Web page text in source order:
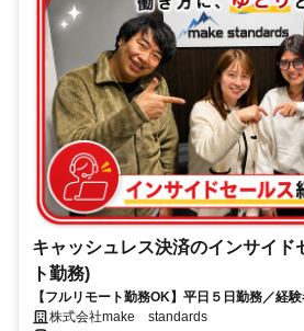
キャッシュレス決済のインサイド
ト勤務)
【フルリモート勤務OK】平日５日勤務／経
スキルアップ
株式会社make standards